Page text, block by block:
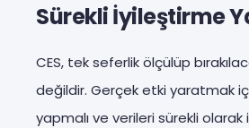
Sürekli İyileştirme
CES, tek seferlik ölçülüp
değildir. Gerçek etki yaratmak
yapmalı ve verileri sürekli olarak